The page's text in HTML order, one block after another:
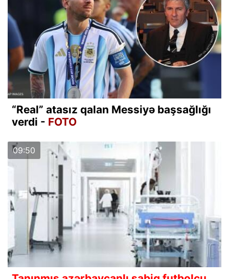
“Real” atasız qalan Messiyə başsağlığı
verdi - FOTO
09:50